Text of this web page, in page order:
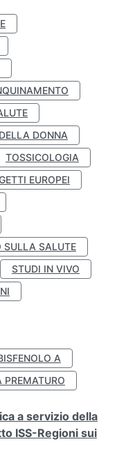
DONNA
TOSSICOLOGIA
EUROPEI
SULLA SALUTE
STUDI IN VIVO
A
PREMATURO
a servizio della
ISS-Regioni sui